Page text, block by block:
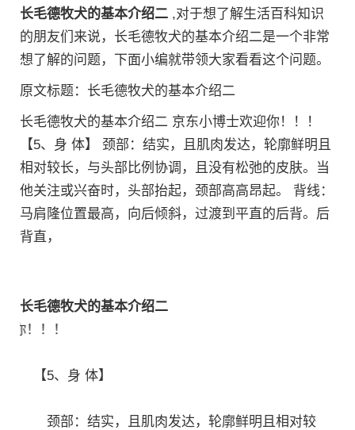
长毛德牧犬的基本介绍二 ,对于想了解生活百科知识
的朋友们来说，长毛德牧犬的基本介绍二是一个非常
想了解的问题，下面小编就带领大家看看这个问题。
原文标题：长毛德牧犬的基本介绍二
长毛德牧犬的基本介绍二 京东小博士欢迎你！！！
【5、身 体】 颈部：结实，且肌肉发达，轮廓鲜明且
相对较长，与头部比例协调，且没有松弛的皮肤。当
他关注或兴奋时，头部抬起，颈部高高昂起。 背线：
马肩隆位置最高，向后倾斜，过渡到平直的后背。后
背直，
长毛德牧犬的基本介绍二
！！
【5、身 体】
颈部：结实，且肌肉发达，轮廓鲜明且相对较